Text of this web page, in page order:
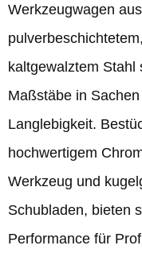
Werkzeugwagen aus
pulverbeschichtetem,
kaltgewalztem Stahl
Maßstäbe in
Langlebigkeit.
hochwertigem
Werkzeug und
Schubladen, bieten
Performance für